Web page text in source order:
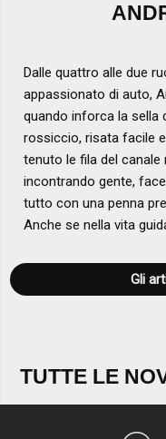
Dalle quattro alle due
appassionato di auto,
quando inforca la sella
rossiccio, risata facile
tenuto le fila del
incontrando gente,
tutto con una penna
Anche se nella vita
Gli
TUTTE LE